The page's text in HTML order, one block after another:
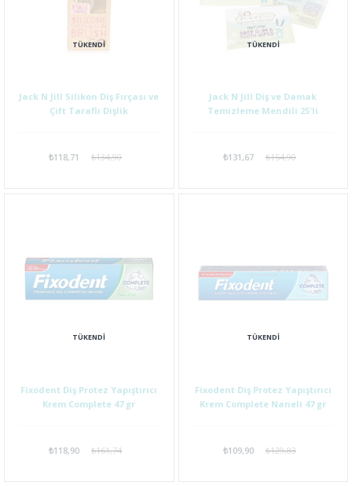
TÜKENDI
Jack N Jill Silikon Diş Fırçası ve
Çift Taraflı Dişlik
₺118,71 ₺134,90
TÜKENDI
Jack N Jill Diş ve Damak
Temizleme Mendili 25'li
₺131,67 ₺154,90
TÜKENDI
Fixodent Diş Protez Yapıştırıcı
Krem Complete 47 gr
₺118,90 ₺161,74
TÜKENDI
Fixodent Diş Protez Yapıştırıcı
Krem Complete Naneli 47 gr
₺109,90 ₺129,83